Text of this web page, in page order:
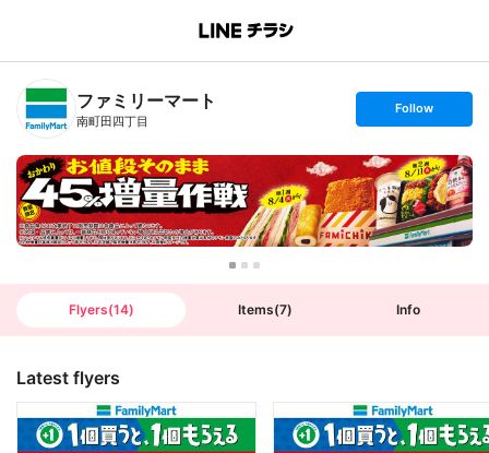
B
n
T
ファミリーマート
南町田四丁目
s
t
o
l
l
o
w
Follow
Flyers(14) Items(7) Info
Latest flyers